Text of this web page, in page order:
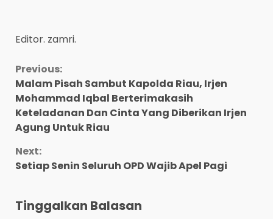
Editor. zamri.
Continue
Reading
Previous:
Malam Pisah Sambut Kapolda Riau, Irjen
Mohammad Iqbal Berterimakasih
Keteladanan Dan Cinta Yang Diberikan Irjen
Agung Untuk Riau
Next:
Setiap Senin Seluruh OPD Wajib Apel Pagi
Tinggalkan Balasan